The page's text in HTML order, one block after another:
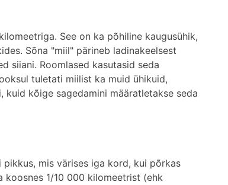
See on ka põhiline kaugusühik,
Sõna "miil" pärineb ladinakeelsest
siiani. Roomlased kasutasid seda
tuletati miilist ka muid ühikuid,
kuid kõige sagedamini määratletakse seda
mis värises iga kord, kui põrkas
koosnes 1/10 000 kilomeetrist (ehk